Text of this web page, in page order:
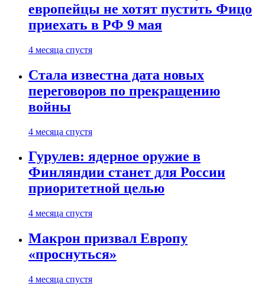
европейцы не хотят пустить Фицо
приехать в РФ 9 мая
4 месяца спустя
Стала известна дата новых
переговоров по прекращению
войны
4 месяца спустя
Гурулев: ядерное оружие в
Финляндии станет для России
приоритетной целью
4 месяца спустя
Макрон призвал Европу
«проснуться»
4 месяца спустя